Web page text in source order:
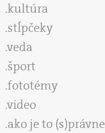
kultúra
stĺpčeky
veda
šport
fototémy
video
ako je to (s)právne